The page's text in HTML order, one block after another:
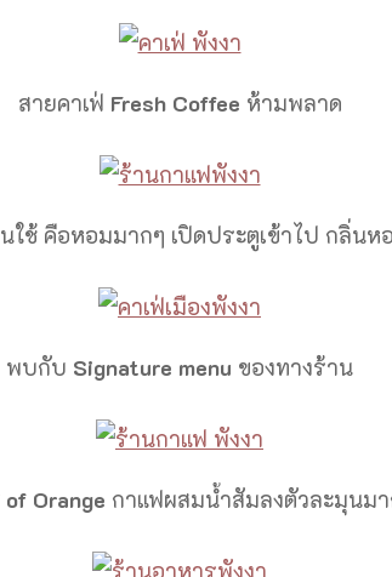
สายคาเฟ่ Fresh Coffee ห้ามพลาด
ใช้ คือหอมมากๆ เปิดประตูเข้าไป กลิ่น
พบกับ Signature menu ของทางร้าน
Orange กาแฟผสมน้ำสัมลงตัวละมุนม